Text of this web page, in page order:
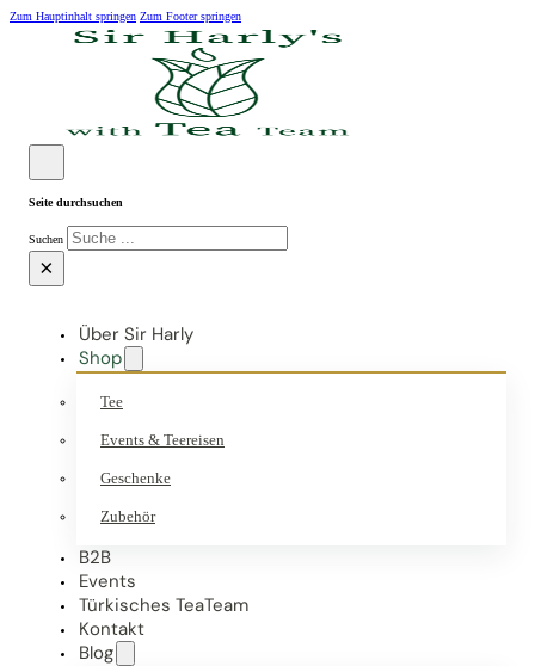
Zum Hauptinhalt springen Zum Footer springen
Seite durchsuchen
Suchen
×
Über Sir Harly
Shop
Tee
Events & Teereisen
Geschenke
Zubehör
B2B
Events
Türkisches TeaTeam
Kontakt
Blog